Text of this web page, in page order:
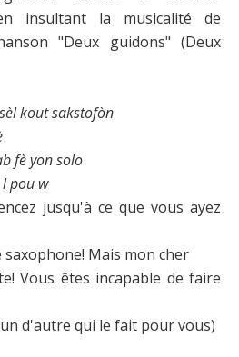
insultant la musicalité de
"Deux guidons" (Deux
kout sakstofòn
fè yon solo
pou w
jusqu'à ce que vous ayez
saxophone! Mais mon cher
Vous êtes incapable de faire
d'autre qui le fait pour vous)